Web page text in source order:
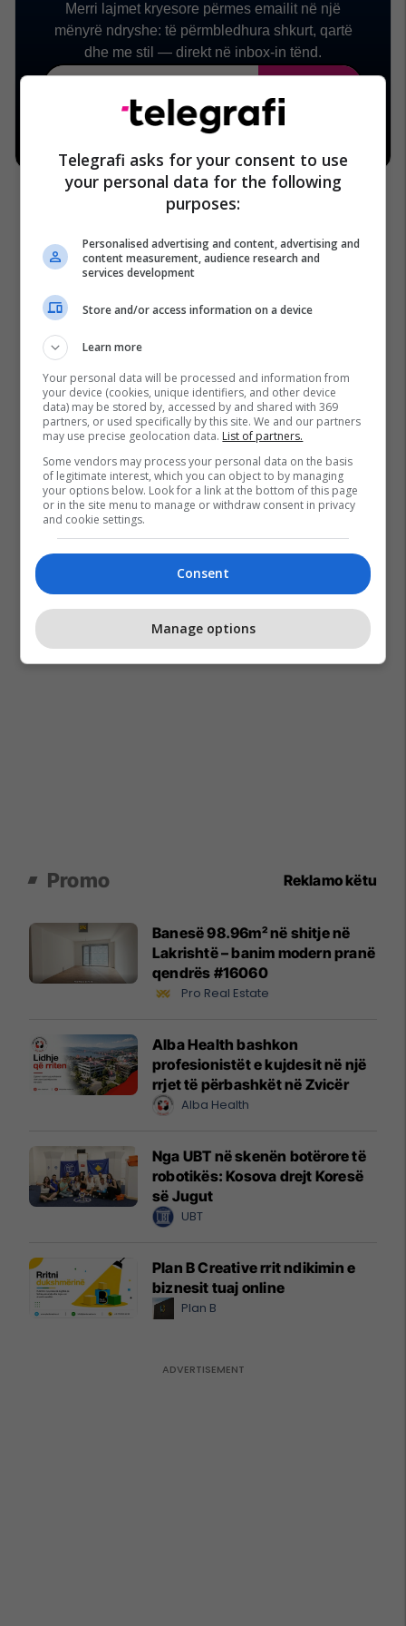
Promo Reklamo këtu
Banesë 98.96m² në shitje në
Lakrishtë – banim modern pranë
qendrës #16060
Pro Real Estate
Alba Health bashkon
profesionistët e kujdesit në një
rrjet të përbashkët në Zvicër
Alba Health
Nga UBT në skenën botërore të
robotikës: Kosova drejt Koresë
së Jugut
UBT
Plan B Creative rrit ndikimin e
biznesit tuaj online
Plan B
Telegrafi asks for your consent to use
your personal data for the following
purposes:
Personalised advertising and content, advertising and
content measurement, audience research and
services development
Store and/or access information on a device
Learn more
Your personal data will be processed and information from
your device (cookies, unique identifiers, and other device
data) may be stored by, accessed by and shared with 369
partners, or used specifically by this site. We and our partners
may use precise geolocation data. List of partners.
Some vendors may process your personal data on the basis
of legitimate interest, which you can object to by managing
your options below. Look for a link at the bottom of this page
or in the site menu to manage or withdraw consent in privacy
and cookie settings.
Consent
Manage options